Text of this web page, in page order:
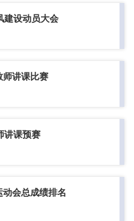
建设动员大会
师讲课比赛
讲课预赛
会总成绩排名